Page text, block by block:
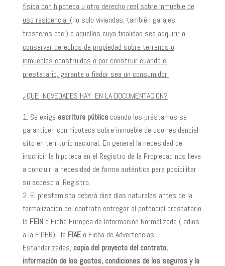
física con hipoteca u otro derecho real sobre inmueble de
uso residencial (no solo viviendas, también garajes,
trasteros etc.) o aquellos cuya finalidad sea adquirir o
conservar derechos de propiedad sobre terrenos o
inmuebles construidos o por construir cuando el
prestatario, garante o fiador sea un consumidor.
¿QUE NOVEDADES HAY EN LA DOCUMENTACION?
Se exige escritura públicacuando los préstamos se
garanticen con hipoteca sobre inmueble de uso residencial
sito en territorio nacional. En general la necesidad de
inscribir la hipoteca en el Registro de la Propiedad nos lleva
a concluir la necesidad de forma auténtica para posibilitar
su acceso al Registro.
El prestamista deberá diez días naturales antes de la
formalización del contrato entregar al potencial prestatario
la FEIN o Ficha Europea de Información Normalizada ( adios
a la FIPER) , la FIAE o Ficha de Advertencias
Estandarizadas, copia del proyecto del contrato,
información de los gastos, condiciones de los seguros y la